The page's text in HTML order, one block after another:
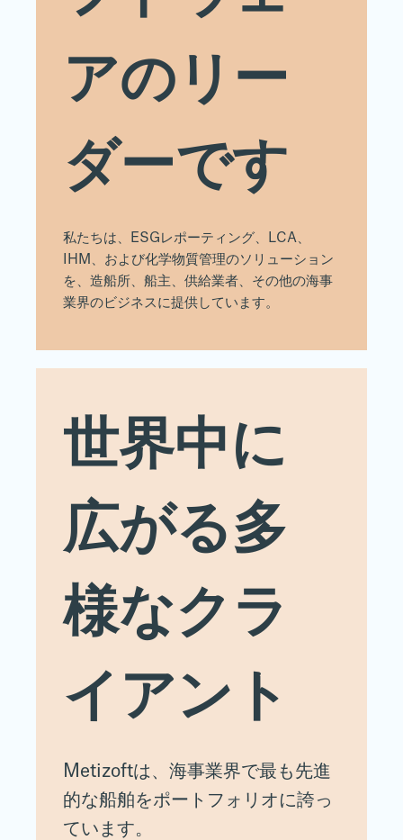
アのリー
ダーです
私たちは、ESGレポーティング、LCA、
IHM、および化学物質管理のソリューション
を、造船所、船主、供給業者、その他の海事
業界のビジネスに提供しています。
世界中に
広がる多
様なクラ
イアント
Metizoftは、海事業界で最も先進
的な船舶をポートフォリオに誇っ
ています。